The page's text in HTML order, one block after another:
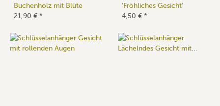
Buchenholz mit Blüte
21,90 € *
'Fröhliches Gesicht'
4,50 € *